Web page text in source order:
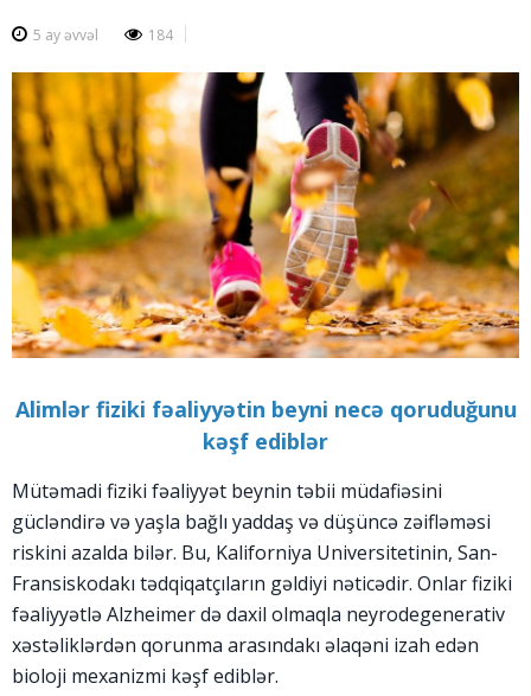
5 ay əvvəl 184
Alimlər fiziki fəaliyyətin beyni necə qoruduğunu
kəşf ediblər
Mütəmadi fiziki fəaliyyət beynin təbii müdafiəsini
gücləndirə və yaşla bağlı yaddaş və düşüncə zəifləməsi
riskini azalda bilər. Bu, Kaliforniya Universitetinin, San-
Fransiskodakı tədqiqatçıların gəldiyi nəticədir. Onlar fiziki
fəaliyyətlə Alzheimer də daxil olmaqla neyrodegenerativ
xəstəliklərdən qorunma arasındakı əlaqəni izah edən
bioloji mexanizmi kəşf ediblər.